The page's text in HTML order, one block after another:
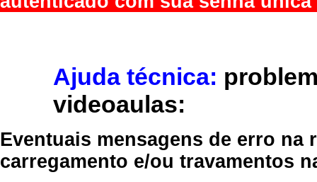
Ajuda técnica:
videoaulas:
Eventuais mensagens de erro
carregamento e/ou travamentos